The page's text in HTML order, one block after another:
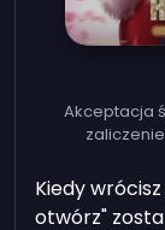
Akceptacja
Kiedy
otwórz"